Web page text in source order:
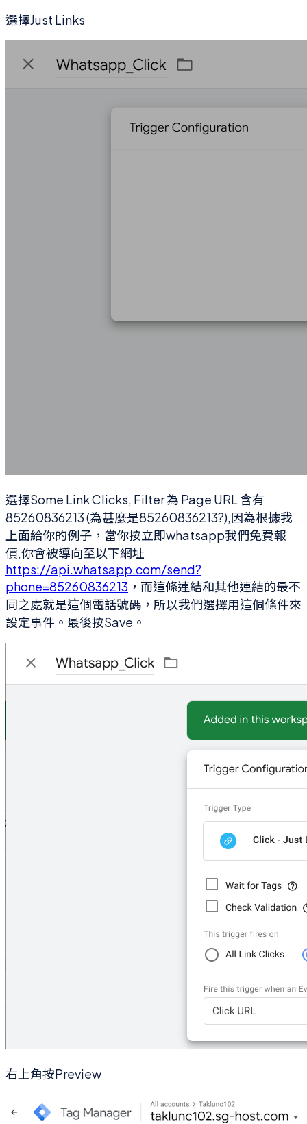
選擇Just Links
選擇Some Link Clicks, Filter 為 Page URL 含有
85260836213 (為甚麼是85260836213?),因為根據我
上面給你的例子，當你按立即whatsapp我們免費報
價,你會被導向至以下網址
https://api.whatsapp.com/send?
phone=85260836213 ，而這條連結和其他連結的最不
同之處就是這個電話號碼，所以我們選擇用這個條件來
設定事件。最後按Save。
右上角按Preview